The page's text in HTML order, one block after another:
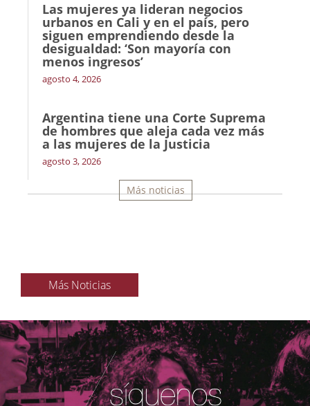
Las mujeres ya lideran negocios
urbanos en Cali y en el país, pero
siguen emprendiendo desde la
desigualdad: ‘Son mayoría con
menos ingresos’
agosto 4, 2026
Argentina tiene una Corte Suprema
de hombres que aleja cada vez más
a las mujeres de la Justicia
agosto 3, 2026
Más noticias
Más Noticias